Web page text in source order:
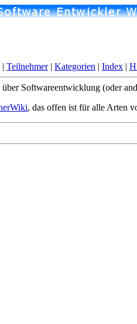
| Teilnehmer| Kategorien | Index |
Softwareentwicklung (oder
, das offen ist für alle Arten